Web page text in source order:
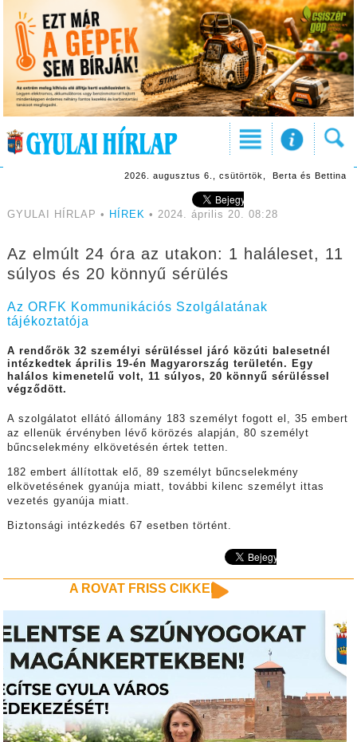
2026. augusztus 6., csütörtök, Berta és Bettina
GYULAI HÍRLAP • HÍREK • 2024. április 20. 08:28
Az elmúlt 24 óra az utakon: 1 haláleset, 11
súlyos és 20 könnyű sérülés
Az ORFK Kommunikációs Szolgálatának
tájékoztatója
A rendőrök 32 személyi sérüléssel járó közúti balesetnél
intézkedtek április 19-én Magyarország területén. Egy
halálos kimenetelű volt, 11 súlyos, 20 könnyű sérüléssel
végződött.
A szolgálatot ellátó állomány 183 személyt fogott el, 35 embert
az ellenük érvényben lévő körözés alapján, 80 személyt
bűncselekmény elkövetésén értek tetten.
182 embert állítottak elő, 89 személyt bűncselekmény
elkövetésének gyanúja miatt, további kilenc személyt ittas
vezetés gyanúja miatt.
Biztonsági intézkedés 67 esetben történt.
A ROVAT FRISS CIKKEI